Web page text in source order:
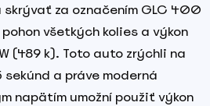
skrývať za označením GLC 400
všetkých kolies a výkon
(489 k). Toto auto zrýchli na
sekúnd a práve moderná
napätím umožní použiť výkon